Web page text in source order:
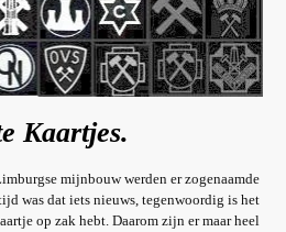
Kaartjes.
mijnbouw werden er zogenaamde
was dat iets nieuws, tegenwoordig is het
op zak hebt. Daarom zijn er maar heel